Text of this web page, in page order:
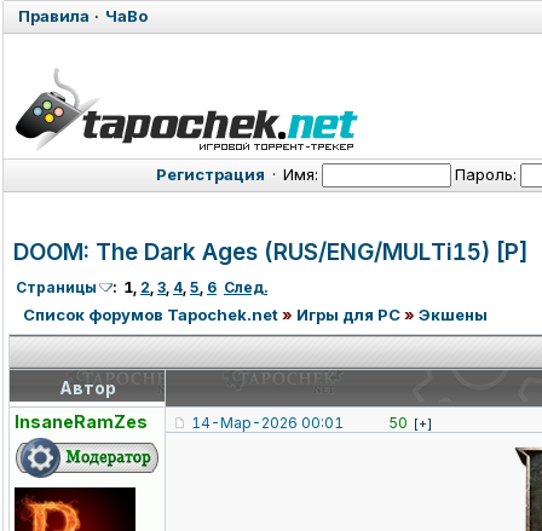
Правила · ЧаВо
Регистрация · Имя: Пароль:
DOOM: The Dark Ages (RUS/ENG/MULTi15) [P]
Страницы : 1, 2, 3, 4, 5, 6 След.
Список форумов Tapochek.net» Игры для PC» Экшены
Автор
InsaneRamZes
14-Мар-2026 00:01 50 [+]